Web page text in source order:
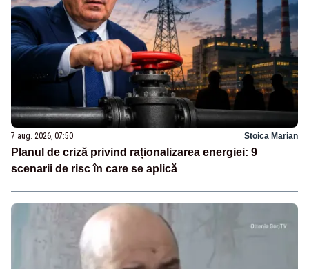
7 aug. 2026, 07:50 Stoica Marian
Planul de criză privind raționalizarea energiei: 9
scenarii de risc în care se aplică